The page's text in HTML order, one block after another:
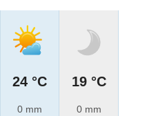
24 °C
0 mm
19 °C
0 mm